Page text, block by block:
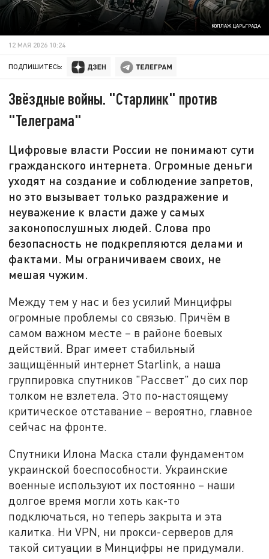
КОЛЛАЖ ЦАРЬГРАДА
12 МАЯ 2026 10:24
ПОДПИШИТЕСЬ:
Звёздные войны. "Старлинк" против
"Телеграма"
Цифровые власти России не понимают сути
гражданского интернета. Огромные деньги
уходят на создание и соблюдение запретов,
но это вызывает только раздражение и
неуважение к власти даже у самых
законопослушных людей. Слова про
безопасность не подкрепляются делами и
фактами. Мы ограничиваем своих, не
мешая чужим.
Между тем у нас и без усилий Минцифры
огромные проблемы со связью. Причём в
самом важном месте – в районе боевых
действий. Враг имеет стабильный
защищённый интернет Starlink, а наша
группировка спутников "Рассвет" до сих пор
толком не взлетела. Это по-настоящему
критическое отставание – вероятно, главное
сейчас на фронте.
Спутники Илона Маска стали фундаментом
украинской боеспособности. Украинские
военные используют их постоянно – наши
долгое время могли хоть как-то
подключаться, но теперь закрыта и эта
калитка. Ни VPN, ни прокси-серверов для
такой ситуации в Минцифры не придумали.